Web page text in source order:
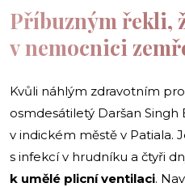
Příbuzným řekli,
v nemocnici
Kvůli náhlým zdravotním
osmdesátiletý Daršan Singh
v indickém městě v Patiala.
s infekcí v hrudníku a čtyři
k umělé plicní ventilaci.